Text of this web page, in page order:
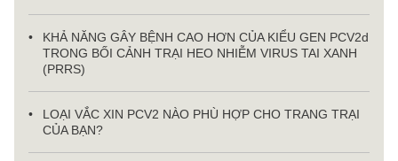
KHẢ NĂNG GÂY BỆNH CAO HƠN CỦA KIỂU GEN PCV2d
TRONG BỐI CẢNH TRẠI HEO NHIỄM VIRUS TAI XANH
(PRRS)
LOẠI VẮC XIN PCV2 NÀO PHÙ HỢP CHO TRANG TRẠI
CỦA BẠN?